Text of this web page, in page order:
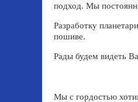
подход. Мы
Разработку
пошиве.
Рады будем видеть
Мы с гордостью